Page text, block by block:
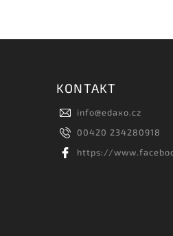
KONTAKT
info@edaxo.cz
00420 234280918
https://